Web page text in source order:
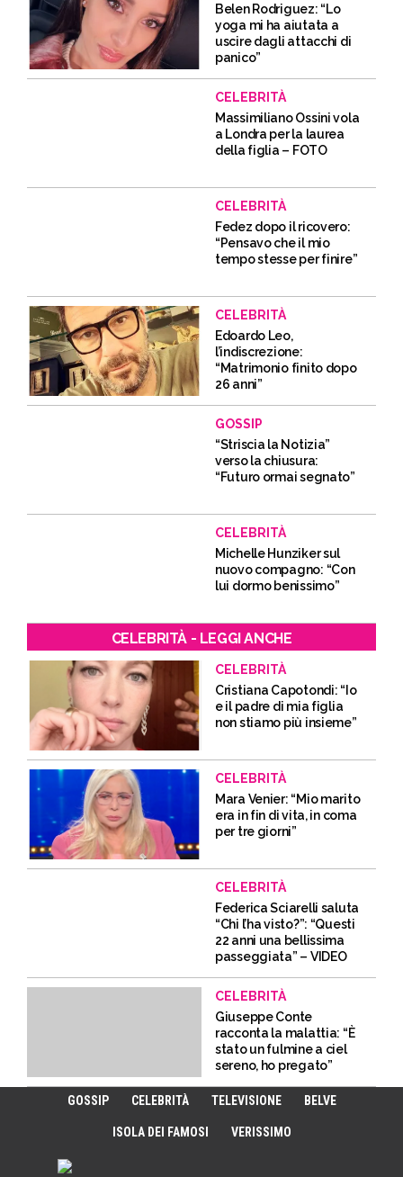
Belen Rodriguez: “Lo
yoga mi ha aiutata a
uscire dagli attacchi di
panico”
CELEBRITÀ
Massimiliano Ossini vola
a Londra per la laurea
della figlia – FOTO
CELEBRITÀ
Fedez dopo il ricovero:
“Pensavo che il mio
tempo stesse per finire”
CELEBRITÀ
Edoardo Leo,
l’indiscrezione:
“Matrimonio finito dopo
26 anni”
GOSSIP
“Striscia la Notizia”
verso la chiusura:
“Futuro ormai segnato”
CELEBRITÀ
Michelle Hunziker sul
nuovo compagno: “Con
lui dormo benissimo”
CELEBRITÀ - LEGGI ANCHE
CELEBRITÀ
Cristiana Capotondi: “Io
e il padre di mia figlia
non stiamo più insieme”
CELEBRITÀ
Mara Venier: “Mio marito
era in fin di vita, in coma
per tre giorni”
CELEBRITÀ
Federica Sciarelli saluta
“Chi l’ha visto?”: “Questi
22 anni una bellissima
passeggiata” – VIDEO
CELEBRITÀ
Giuseppe Conte
racconta la malattia: “È
stato un fulmine a ciel
sereno, ho pregato”
GOSSIP CELEBRITÀ TELEVISIONE BELVE
ISOLA DEI FAMOSI VERISSIMO